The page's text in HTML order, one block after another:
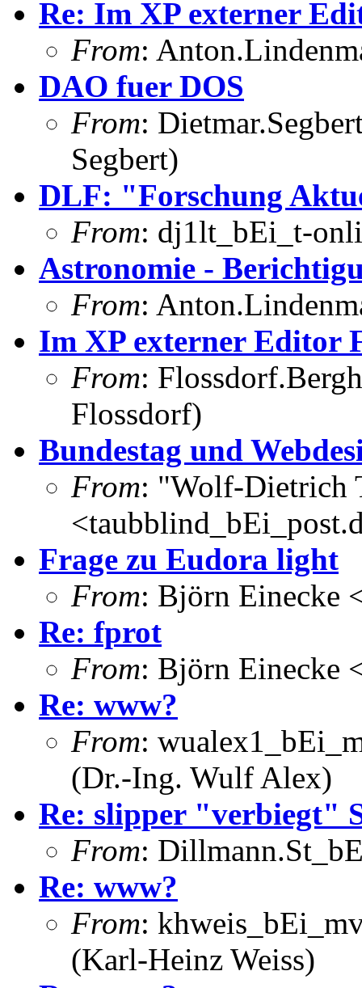
Re: Im XP externer
From:
DAO fuer DOS
From:
Segbert)
DLF: "Forschung
From: dj1lt_bEi_t-
Astronomie -
From:
Im XP externer Editor
From:
Flossdorf)
Bundestag und
From: "Wolf-Dietrich
Frage zu Eudora light
From: Björn Einecke
Re: fprot
From: Björn Einecke
Re: www?
From:
(Dr.-Ing. Wulf Alex)
Re: slipper "verbiegt"
From:
Re: www?
From:
(Karl-Heinz Weiss)